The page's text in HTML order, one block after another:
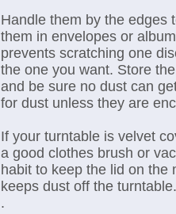
Handle them by the edges
them in envelopes or
prevents scratching one
the one you want. Store
and be sure no dust can
for dust unless they are
If your turntable is velvet
a good clothes brush or
habit to keep the lid on the
keeps dust off the
.